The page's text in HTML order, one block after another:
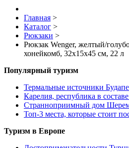
Главная >
Каталог >
Рюкзаки >
Рюкзак Wenger, желтый/
хонейкомб, 32x15x45 см, 22 л
Популярный туризм
Термальные источники
Карелия, республика в
Странноприимный дом
Топ-3 места, которые стоит
Туризм в Европе